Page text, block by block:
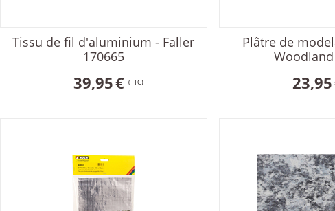
Tissu de fil d'aluminium - Faller
170665
39,95€ (TTC)
Plâtre de
Woodland
23,95